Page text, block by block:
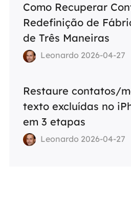
Como Recuperar
Redefinição de
de Três Maneiras
Leonardo 2026-04-27
Restaure contatos/
texto excluídas no
em 3 etapas
Leonardo 2026-04-27